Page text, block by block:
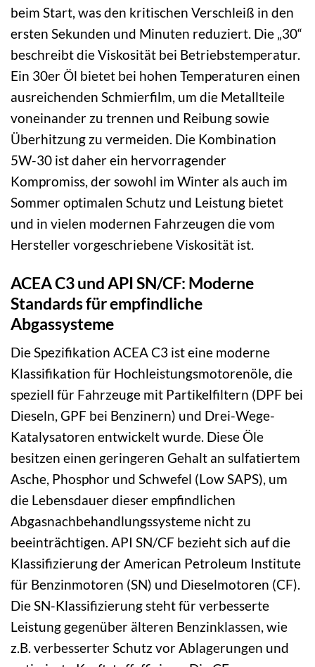
beim Start, was den kritischen Verschleiß in den
ersten Sekunden und Minuten reduziert. Die „30“
beschreibt die Viskosität bei Betriebstemperatur.
Ein 30er Öl bietet bei hohen Temperaturen einen
ausreichenden Schmierfilm, um die Metallteile
voneinander zu trennen und Reibung sowie
Überhitzung zu vermeiden. Die Kombination
5W-30 ist daher ein hervorragender
Kompromiss, der sowohl im Winter als auch im
Sommer optimalen Schutz und Leistung bietet
und in vielen modernen Fahrzeugen die vom
Hersteller vorgeschriebene Viskosität ist.
ACEA C3 und API SN/CF: Moderne
Standards für empfindliche
Abgassysteme
Die Spezifikation ACEA C3 ist eine moderne
Klassifikation für Hochleistungsmotorenöle, die
speziell für Fahrzeuge mit Partikelfiltern (DPF bei
Dieseln, GPF bei Benzinern) und Drei-Wege-
Katalysatoren entwickelt wurde. Diese Öle
besitzen einen geringeren Gehalt an sulfatiertem
Asche, Phosphor und Schwefel (Low SAPS), um
die Lebensdauer dieser empfindlichen
Abgasnachbehandlungssysteme nicht zu
beeinträchtigen. API SN/CF bezieht sich auf die
Klassifizierung der American Petroleum Institute
für Benzinmotoren (SN) und Dieselmotoren (CF).
Die SN-Klassifizierung steht für verbesserte
Leistung gegenüber älteren Benzinklassen, wie
z.B. verbesserter Schutz vor Ablagerungen und